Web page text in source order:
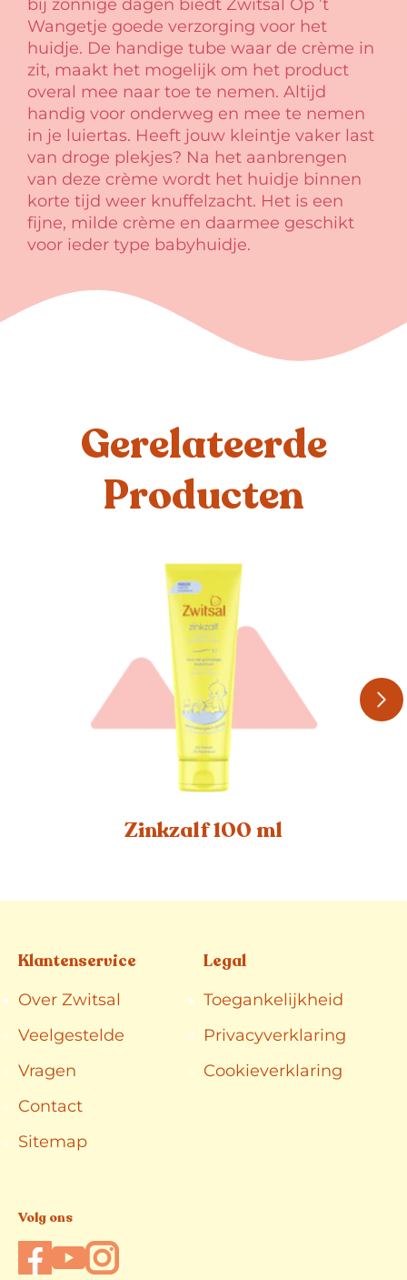
bij zonnige dagen biedt Zwitsal Op ’t
Wangetje goede verzorging voor het
huidje. De handige tube waar de crème in
zit, maakt het mogelijk om het product
overal mee naar toe te nemen. Altijd
handig voor onderweg en mee te nemen
in je luiertas. Heeft jouw kleintje vaker last
van droge plekjes? Na het aanbrengen
van deze crème wordt het huidje binnen
korte tijd weer knuffelzacht. Het is een
fijne, milde crème en daarmee geschikt
voor ieder type babyhuidje.
Gerelateerde
Producten
Zinkzalf 100 ml
Klantenservice
Over Zwitsal
Veelgestelde
Vragen
Contact
Sitemap
Legal
Toegankelijkheid
Privacyverklaring
Cookieverklaring
Volg ons